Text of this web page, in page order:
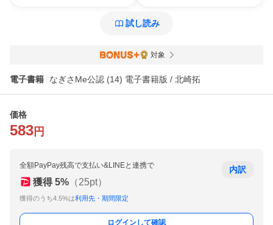
試し読み
対象
電子書籍 なぎさMe公認 (14) 電子書籍版 / 北崎拓
価格
583 円
全額PayPay残高で支払い&LINEと連携で
獲得 5% （25pt）
獲得のうち4.5%は利用先・期間限定
内訳
ログインして確認